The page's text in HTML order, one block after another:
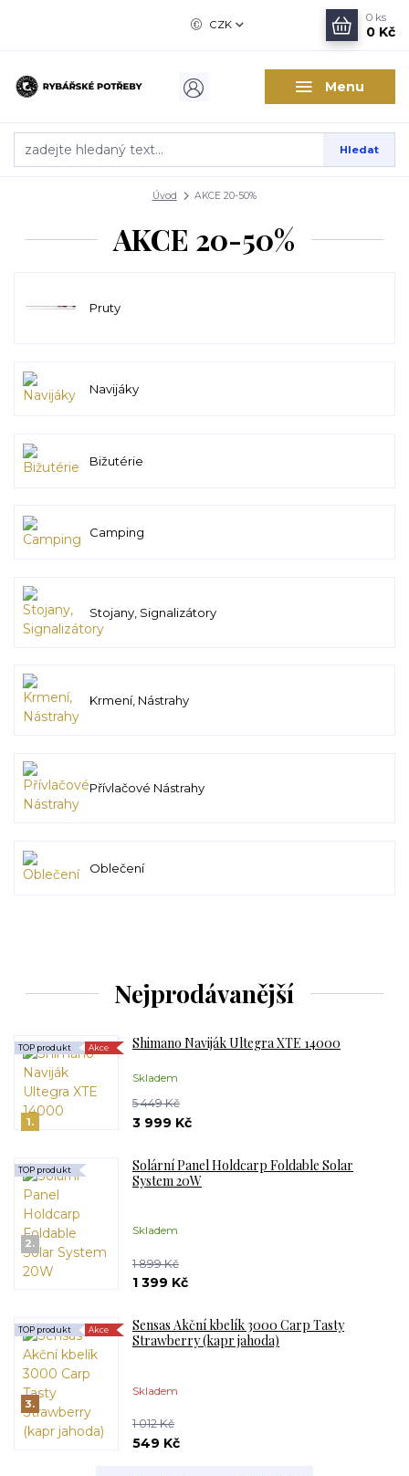
Menu
CZK
Hledat
0 ks
0 Kč
Úvod AKCE 20-50%
AKCE 20-50%
Pruty
Navijáky
Bižutérie
Camping
Stojany, Signalizátory
Krmení, Nástrahy
Přívlačové Nástrahy
Oblečení
Nejprodávanější
1.
Shimano Naviják Ultegra XTE 14000
Skladem
TOP produkt Akce
5 449 Kč
3 999 Kč
2.
Solární Panel Holdcarp Foldable Solar
System 20W
Skladem
TOP produkt
1 899 Kč
1 399 Kč
3.
Sensas Akční kbelík 3000 Carp Tasty
Strawberry (kapr jahoda)
Skladem
TOP produkt Akce
1 012 Kč
549 Kč